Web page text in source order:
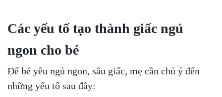
Các yếu tố tạo thành giấc ngủ
ngon cho bé
Để bé yêu ngủ ngon, sâu giấc, mẹ cần chú ý đến
những yếu tố sau đây: